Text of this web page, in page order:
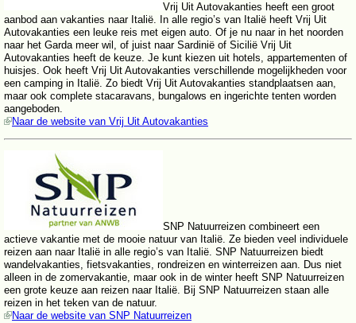
Vrij Uit Autovakanties heeft een groot
aanbod aan vakanties naar Italië. In alle regio’s van Italië heeft Vrij Uit
Autovakanties een leuke reis met eigen auto. Of je nu naar in het noorden
naar het Garda meer wil, of juist naar Sardinië of Sicilië Vrij Uit
Autovakanties heeft de keuze. Je kunt kiezen uit hotels, appartementen of
huisjes. Ook heeft Vrij Uit Autovakanties verschillende mogelijkheden voor
een camping in Italië. Zo biedt Vrij Uit Autovakanties standplaatsen aan,
maar ook complete stacaravans, bungalows en ingerichte tenten worden
aangeboden.
Naar de website van Vrij Uit Autovakanties
SNP Natuurreizen combineert een
actieve vakantie met de mooie natuur van Italië. Ze bieden veel individuele
reizen aan naar Italië in alle regio’s van Italië. SNP Natuurreizen biedt
wandelvakanties, fietsvakanties, rondreizen en winterreizen aan. Dus niet
alleen in de zomervakantie, maar ook in de winter heeft SNP Natuurreizen
een grote keuze aan reizen naar Italië. Bij SNP Natuurreizen staan alle
reizen in het teken van de natuur.
Naar de website van SNP Natuurreizen